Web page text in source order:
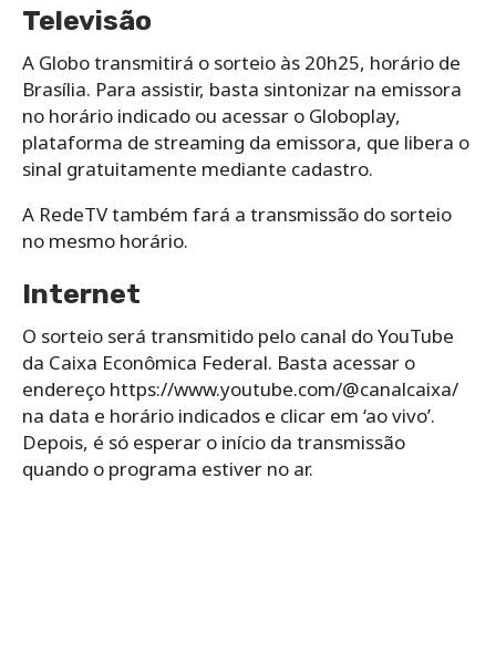
Televisão
A Globo transmitirá o sorteio às 20h25, horário de
Brasília. Para assistir, basta sintonizar na emissora
no horário indicado ou acessar o Globoplay,
plataforma de streaming da emissora, que libera o
sinal gratuitamente mediante cadastro.
A RedeTV também fará a transmissão do sorteio
no mesmo horário.
Internet
O sorteio será transmitido pelo canal do YouTube
da Caixa Econômica Federal. Basta acessar o
endereço https://www.youtube.com/@canalcaixa/
na data e horário indicados e clicar em ‘ao vivo’.
Depois, é só esperar o início da transmissão
quando o programa estiver no ar.